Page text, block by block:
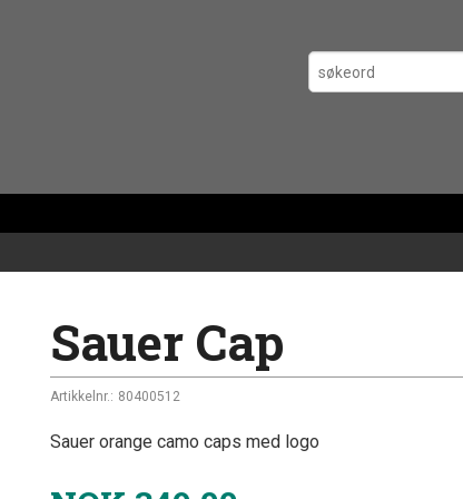
Sauer Cap
Artikkelnr.: 80400512
Sauer orange camo caps med logo